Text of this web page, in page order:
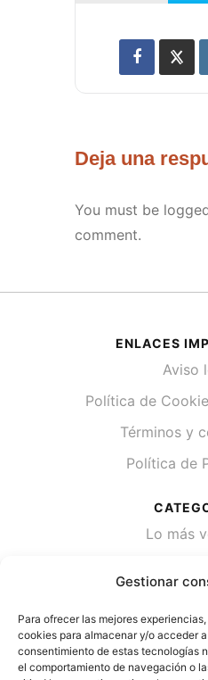
Gestionar
Para ofrecer las mejores
cookies para almacenar y/o acceder
consentimiento de estas tecnologías
el comportamiento de navegación o
Deja una
You must be
comment.
ENLACES
Aviso
Política de
Términos y
Política de
Lo más